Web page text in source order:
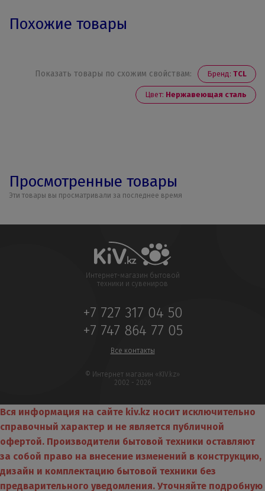
Похожие товары
Показать товары по схожим свойствам: Бренд: TCL
Цвет: Нержавеющая сталь
Просмотренные товары
Эти товары вы просматривали за последнее время
Интернет-магазин бытовой
техники и сувениров
+7 727 317 04 50
+7 747 864 77 05
Все контакты
© Интернет магазин «KIV.kz»
2002 - 2026
Вся информация на сайте kiv.kz носит исключительно
справочный характер и не является публичной
офертой. Производители бытовой техники оставляют
за собой право на внесение изменений в конструкцию,
дизайн и комплектацию бытовой техники без
предварительного уведомления. Уточняйте подробную